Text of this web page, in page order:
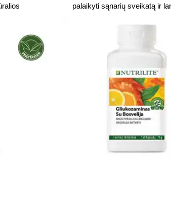
palaikyti sąnarių sveikatą ir